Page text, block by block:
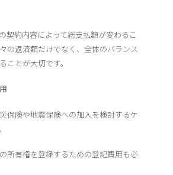
契約内容によって総支払額が変わるこ
の返済額だけでなく、全体のバランス
ことが大切です。
保険や地震保険への加入を検討するケ
所有権を登録するための登記費用も必